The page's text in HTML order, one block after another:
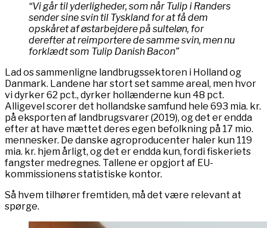
“Vi går til yderligheder, som når Tulip i Randers
sender sine svin til Tyskland for at få dem
opskåret af østarbejdere på sulteløn, for
derefter at reimportere de samme svin, men nu
forklædt som Tulip Danish Bacon”
Lad os sammenligne landbrugssektoren i Holland og
Danmark. Landene har stort set samme areal, men hvor
vi dyrker 62 pct., dyrker hollænderne kun 48 pct.
Alligevel scorer det hollandske samfund hele 693 mia. kr.
på eksporten af landbrugsvarer (2019), og det er endda
efter at have mættet deres egen befolkning på 17 mio.
mennesker. De danske agroproducenter haler kun 119
mia. kr. hjem årligt, og det er endda kun, fordi fiskeriets
fangster medregnes. Tallene er opgjort af EU-
kommissionens statistiske kontor.
Så hvem tilhører fremtiden, må det være relevant at
spørge.